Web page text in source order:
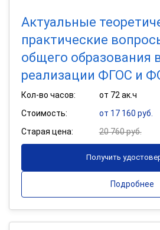
Актуальные
практические
общего образования
реализации ФГОС и
Кол-во часов:
от 72 ак.ч
Стоимость:
от 17 160 руб.
Старая цена:
20 760 руб.
Получить
Подробнее